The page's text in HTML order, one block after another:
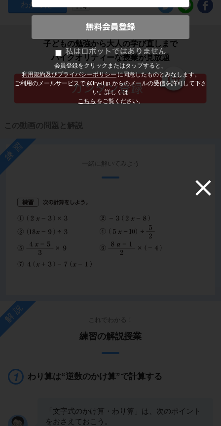
会員登録をクリックまたはタップすると、
利用規約及びプライバシーポリシーに同意したものとみなします。
ご利用のメールサービスで @try-it.jp からのメールの受信を許可して下さ
い。詳しくは
こちら をご覧ください。
114
子どもの勉強から大人の学び直しまで
ハイクオリティーな授業が見放題
この動画の問題と解説
練習
一緒に解いてみよう
解説 これでわかる！
練習の解説授業
わり算は“逆数のかけ算”で計算する
「文字式のかけ算・わり算」は、次のポイント
をおさえておこう。